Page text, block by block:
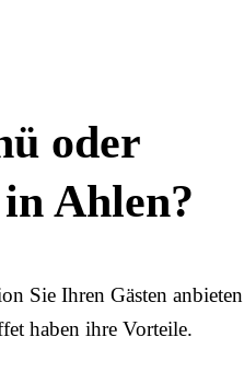
oder
Ahlen?
Sie Ihren Gästen anbieten
haben ihre Vorteile.